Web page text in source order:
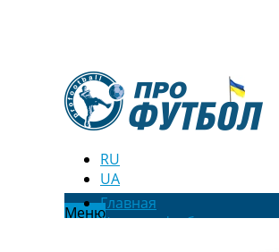
RU
UA
МенюГлавная
Новости футбола